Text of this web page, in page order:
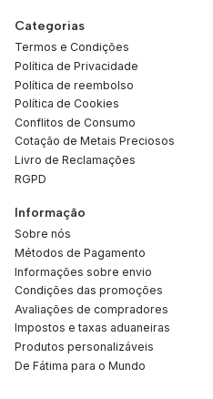
Categorias
Termos e Condições
Política de Privacidade
Política de reembolso
Política de Cookies
Conflitos de Consumo
Cotação de Metais Preciosos
Livro de Reclamações
RGPD
Informação
Sobre nós
Métodos de Pagamento
Informações sobre envio
Condições das promoções
Avaliações de compradores
Impostos e taxas aduaneiras
Produtos personalizáveis
De Fátima para o Mundo